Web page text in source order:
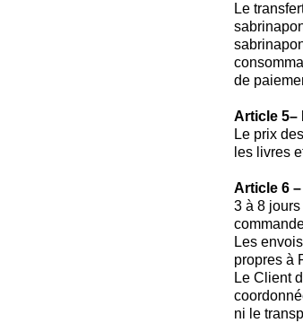
Le
de
Article 5–
Le prix
les livres
Article 6
3 à 8
Les
propres à
Le Client
ni le